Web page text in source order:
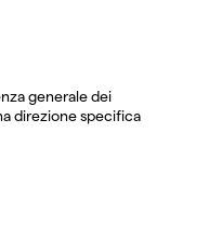
generale dei
direzione specifica